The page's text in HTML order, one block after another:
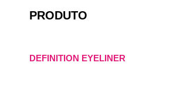
PRODUTO
DEFINITION EYELINER